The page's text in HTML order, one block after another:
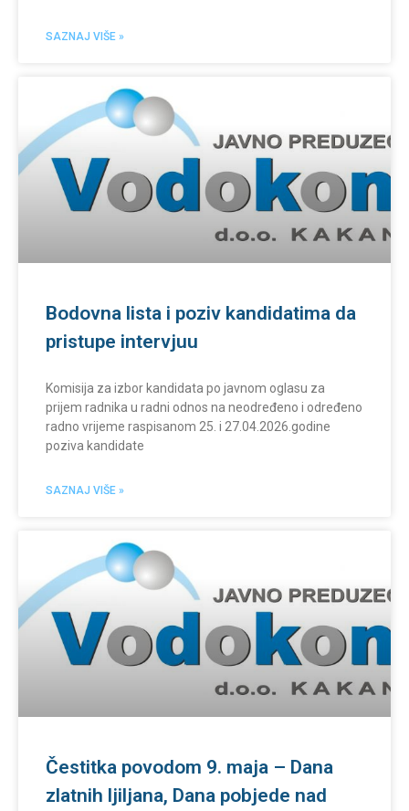
SAZNAJ VIŠE »
Bodovna lista i poziv kandidatima da
pristupe intervjuu
Komisija za izbor kandidata po javnom oglasu za
prijem radnika u radni odnos na neodređeno i određeno
radno vrijeme raspisanom 25. i 27.04.2026.godine
poziva kandidate
SAZNAJ VIŠE »
Čestitka povodom 9. maja – Dana
zlatnih ljiljana, Dana pobjede nad